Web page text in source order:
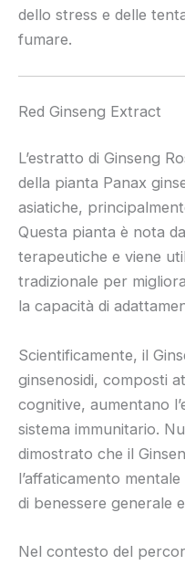
dello stress e delle
fumare.
Red Ginseng Extract
L’estratto di Ginseng
della pianta Panax
asiatiche,
Questa pianta è nota
terapeutiche e viene
tradizionale per
la capacità di
Scientificamente, il
ginsenosidi, composti
cognitive, aumentano
sistema immunitario.
dimostrato che il
l’affaticamento
di benessere generale
Nel contesto del